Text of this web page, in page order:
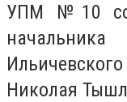
УПМ №10
начальника
Николая